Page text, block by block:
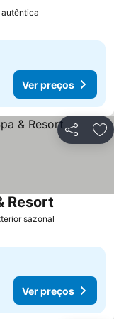
autêntica
Ver preços
Partilhar
sazonal
Resort
Ver preços